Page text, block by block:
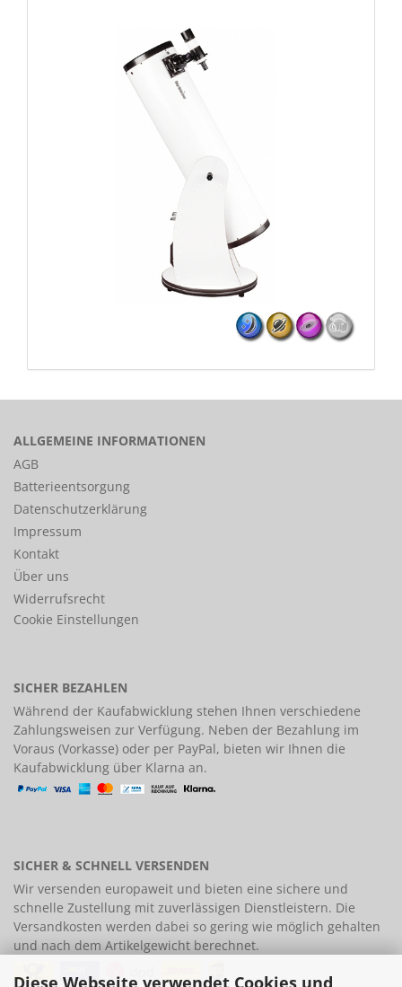
Diese Webseite verwendet Cookies und
ALLGEMEINE INFORMATIONEN
AGB
Batterieentsorgung
Datenschutzerklärung
Impressum
Kontakt
Über uns
Widerrufsrecht
Cookie Einstellungen
SICHER BEZAHLEN
Während der Kaufabwicklung stehen Ihnen verschiedene
Zahlungsweisen zur Verfügung. Neben der Bezahlung im
Voraus (Vorkasse) oder per PayPal, bieten wir Ihnen die
Kaufabwicklung über Klarna an.
SICHER & SCHNELL VERSENDEN
Wir versenden europaweit und bieten eine sichere und
schnelle Zustellung mit zuverlässigen Dienstleistern. Die
Versandkosten werden dabei so gering wie möglich gehalten
und nach dem Artikelgewicht berechnet.